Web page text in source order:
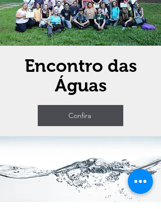
Encontro das
Águas
Confira